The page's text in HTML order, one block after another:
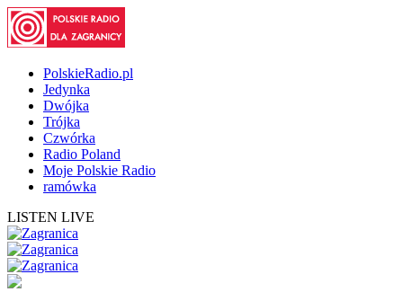
PolskieRadio.pl
Jedynka
Dwójka
Trójka
Czwórka
Radio Poland
Moje Polskie Radio
ramówka
LISTEN LIVE